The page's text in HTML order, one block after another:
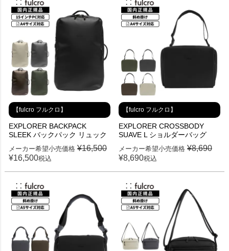
【fulcro フルクロ】
EXPLORER BACKPACK
SLEEK バックパック リュック
メーカー希望小売価格 ¥16,500
¥16,500税込
【fulcro フルクロ】
EXPLORER CROSSBODY
SUAVE L ショルダーバッグ
メーカー希望小売価格 ¥8,690
¥8,690税込